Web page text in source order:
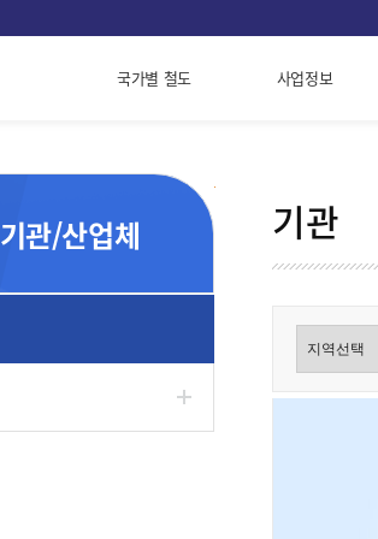
국가별 철도 사업정보
기관/산업체 기관